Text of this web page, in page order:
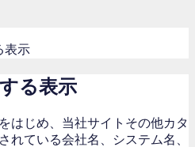
表示
る表示
はじめ、当社サイトその他カタ
れている会社名、システム名、